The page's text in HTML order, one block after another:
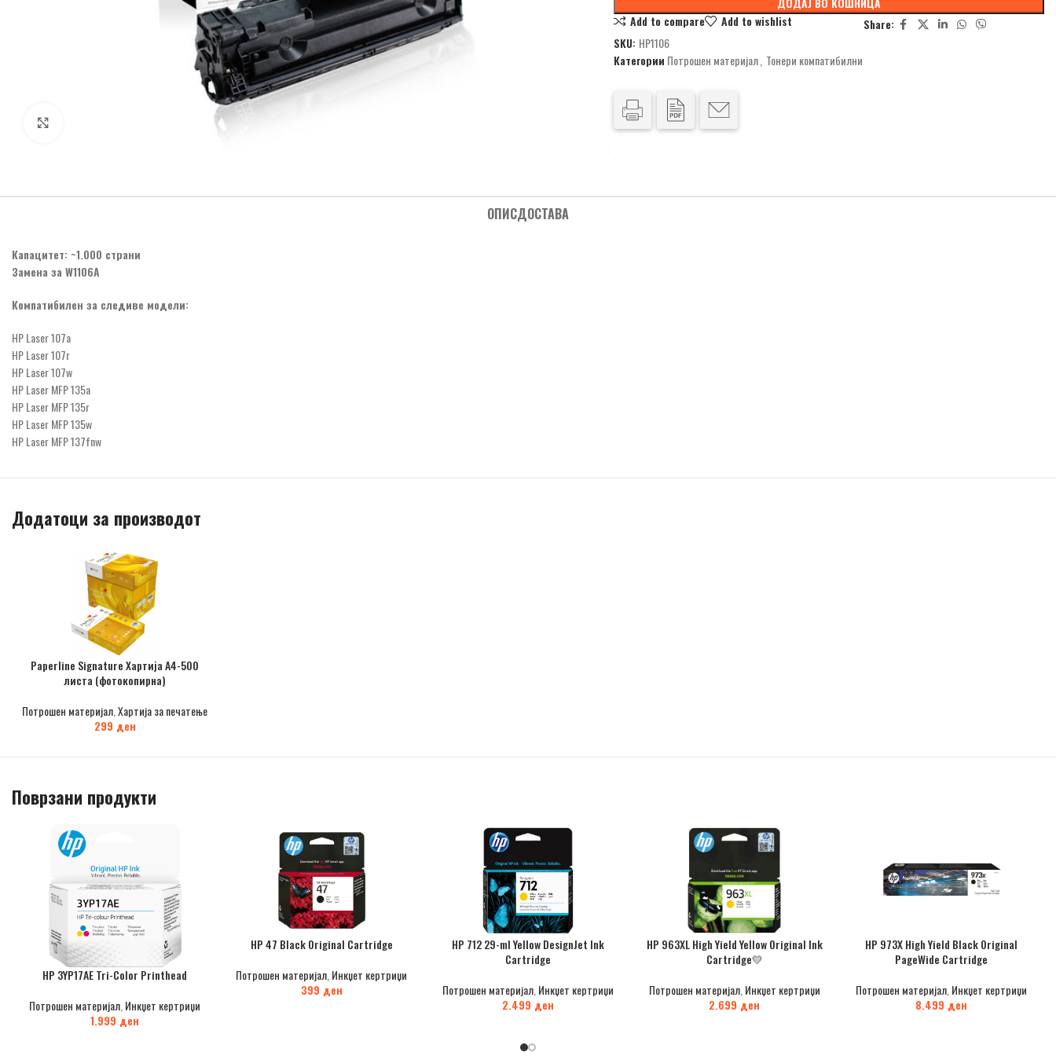
Add to compare
Add to wishlist
Share:
SKU: HP1106
Категории Потрошен материјал Тонери компатибилни
ОПИСДОСТАВА
Капацитет: ~1.000 страни
Замена за W1106A
Компатибилен за следиве модели:
HP Laser 107a
HP Laser 107r
HP Laser 107w
HP Laser MFP 135a
HP Laser MFP 135r
HP Laser MFP 135w
HP Laser MFP 137fnw
Додатоци за производот
Paperline Signature Хартија А4-500
листа (фотокопирна)
Потрошен материјал ,Хартија за печатење
299 ден
Поврзани продукти
HP 3YP17AE Tri-Color Printhead
Потрошен материјал Инкџет кертриџи
1.999 ден
HP 47 Black Original Cartridge
Потрошен материјал Инкџет кертриџи
399 ден
HP 712 29-ml Yellow DesignJet Ink
Cartridge
Потрошен материјал, Инкџет кертриџи
2.499 ден
HP 963XL High Yield Yellow Original Ink
Cartridge💛
Потрошен материјал, Инкџет кертриџи
2.699 ден
HP 973X High Yield Black Original
PageWide Cartridge
Потрошен материјал, Инкџет кертриџи
8.499 ден